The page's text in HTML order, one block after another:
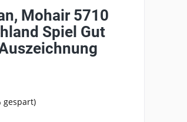
Mohair 5710
Spiel Gut
gespart)